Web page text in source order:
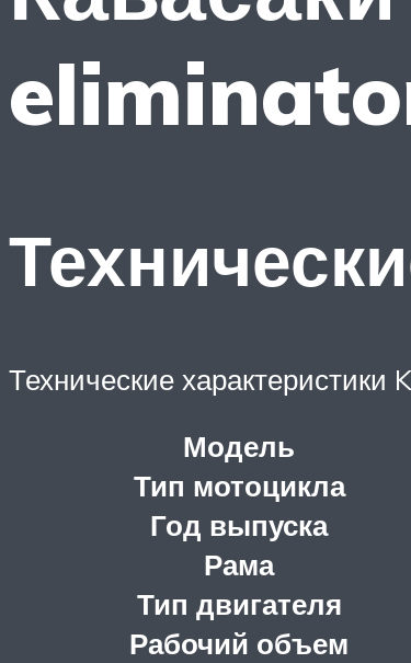
Технические
Модель
Тип мотоцикла
Год выпуска
Рама
Тип двигателя
Рабочий объем